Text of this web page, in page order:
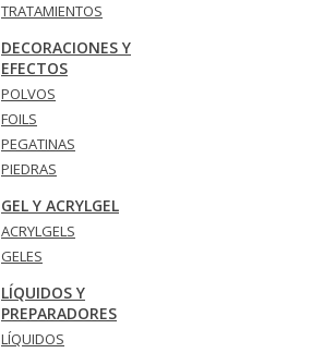
TRATAMIENTOS
DECORACIONES Y
EFECTOS
POLVOS
FOILS
PEGATINAS
PIEDRAS
GEL Y ACRYLGEL
ACRYLGELS
GELES
LÍQUIDOS Y
PREPARADORES
LÍQUIDOS